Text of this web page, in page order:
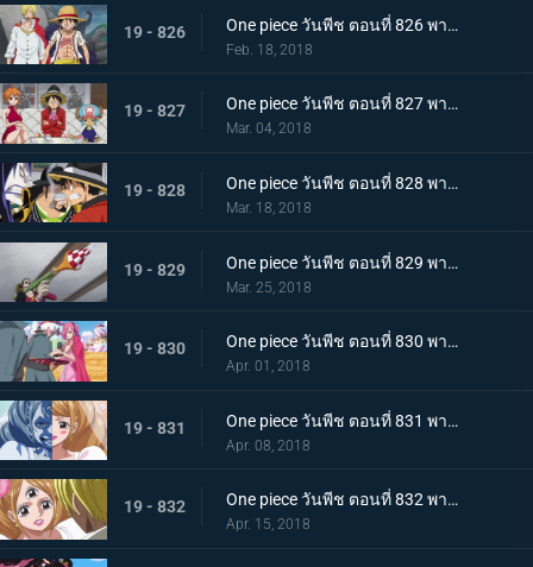
19 - 826 One piece วันพีช ตอนที่ 826 พากย์ไทย ซันจิกลับมาแล้ว ทำลายมันซะ งานเลี้ยงน้ำชานรก
Feb. 18, 2018
19 - 827 One piece วันพีช ตอนที่ 827 พากย์ไทย ประชุมลับ ลูฟี่ VS กลุ่มโจรสลัดไฟเออร์แทงก์
Mar. 04, 2018
19 - 828 One piece วันพีช ตอนที่ 828 พากย์ไทย ข้อตกลงมรณะ กองกำลังพันธมิตรลูฟี่ & เบจ
Mar. 18, 2018
19 - 829 One piece วันพีช ตอนที่ 829 พากย์ไทย ลูฟี่กับแผนลับ งานเลี้ยงใกล้เปิดฉาก ! แผนร้ายพิธีแต่งงาน
Mar. 25, 2018
19 - 830 One piece วันพีช ตอนที่ 830 พากย์ไทย ครอบครัวรวมตัว เริ่มแล้ว ! งานเลี้ยงน้ำชานรก
Apr. 01, 2018
19 - 831 One piece วันพีช ตอนที่ 831 พากย์ไทย คู่รักหน้ากาก ซันจิ พุดดิ้งเข้าสู่พิธี
Apr. 08, 2018
19 - 832 One piece วันพีช ตอนที่ 832 พากย์ไทย จูบมรณะ แผนลอบสังหารสี่จักรพรรดิ เริ่มแล้ว
Apr. 15, 2018